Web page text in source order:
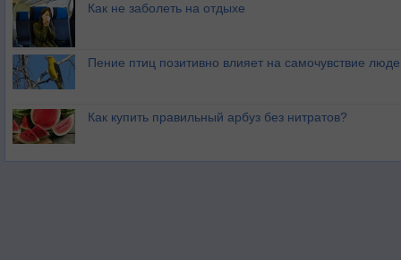
Как не заболеть на отдыхе
Пение птиц позитивно влияет на самочувствие
Как купить правильный арбуз без нитратов?